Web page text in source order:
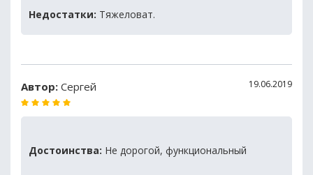
Недостатки: Тяжеловат.
Автор: Сергей 19.06.2019
Достоинства: Не дорогой, функциональный